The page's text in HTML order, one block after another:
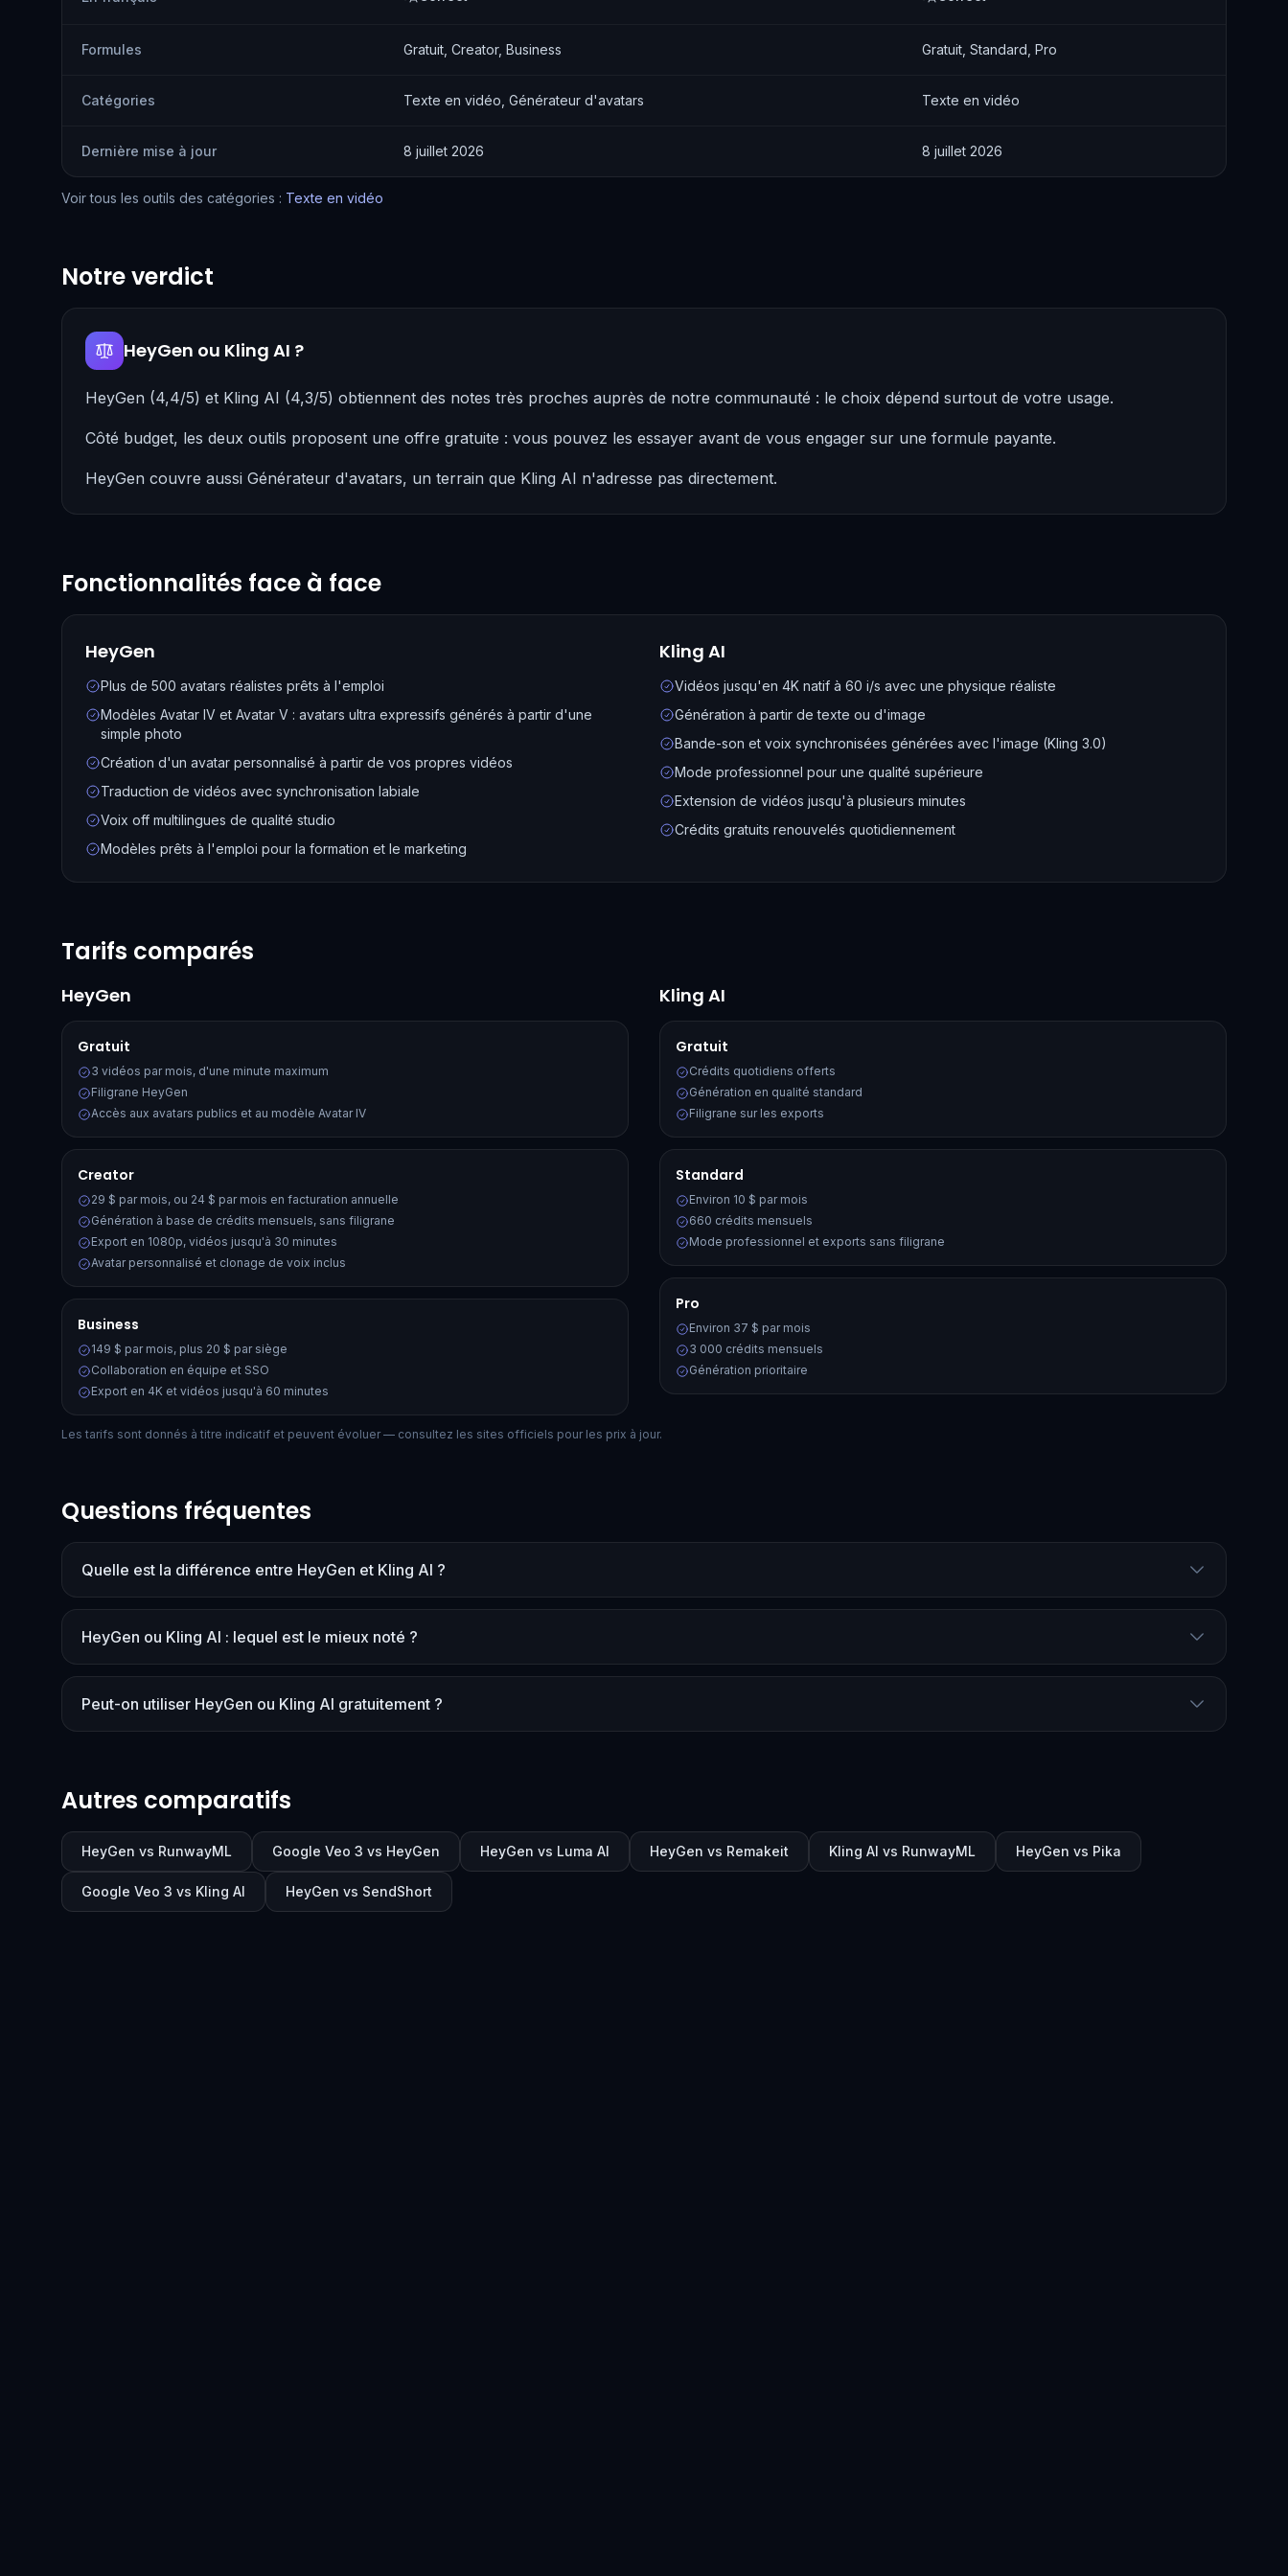
Formules Gratuit, Creator, Business Gratuit, Standard, Pro
Catégories Texte en vidéo, Générateur d'avatars Texte en vidéo
Dernière mise à jour 8 juillet 2026 8 juillet 2026
Voir tous les outils des catégories : Texte en vidéo
Notre verdict
HeyGen ou Kling AI ?
HeyGen (4,4/5) et Kling AI (4,3/5) obtiennent des notes très proches auprès de notre communauté : le choix dépend surtout de votre usage.
Côté budget, les deux outils proposent une offre gratuite : vous pouvez les essayer avant de vous engager sur une formule payante.
HeyGen couvre aussi Générateur d'avatars, un terrain que Kling AI n'adresse pas directement.
Fonctionnalités face à face
HeyGen
Plus de 500 avatars réalistes prêts à l'emploi
Modèles Avatar IV et Avatar V : avatars ultra expressifs générés à partir d'une
simple photo
Création d'un avatar personnalisé à partir de vos propres vidéos
Traduction de vidéos avec synchronisation labiale
Voix off multilingues de qualité studio
Modèles prêts à l'emploi pour la formation et le marketing
Kling AI
Vidéos jusqu'en 4K natif à 60 i/s avec une physique réaliste
Génération à partir de texte ou d'image
Bande-son et voix synchronisées générées avec l'image (Kling 3.0)
Mode professionnel pour une qualité supérieure
Extension de vidéos jusqu'à plusieurs minutes
Crédits gratuits renouvelés quotidiennement
Tarifs comparés
HeyGen
Gratuit
3 vidéos par mois, d'une minute maximum
Filigrane HeyGen
Accès aux avatars publics et au modèle Avatar IV
Creator
29 $ par mois, ou 24 $ par mois en facturation annuelle
Génération à base de crédits mensuels, sans filigrane
Export en 1080p, vidéos jusqu'à 30 minutes
Avatar personnalisé et clonage de voix inclus
Business
149 $ par mois, plus 20 $ par siège
Collaboration en équipe et SSO
Export en 4K et vidéos jusqu'à 60 minutes
Kling AI
Gratuit
Crédits quotidiens offerts
Génération en qualité standard
Filigrane sur les exports
Standard
Environ 10 $ par mois
660 crédits mensuels
Mode professionnel et exports sans filigrane
Pro
Environ 37 $ par mois
3 000 crédits mensuels
Génération prioritaire
Les tarifs sont donnés à titre indicatif et peuvent évoluer — consultez les sites officiels pour les prix à jour.
Questions fréquentes
Quelle est la différence entre HeyGen et Kling AI ?
HeyGen ou Kling AI : lequel est le mieux noté ?
Peut-on utiliser HeyGen ou Kling AI gratuitement ?
Autres comparatifs
HeyGen vs RunwayML Google Veo 3 vs HeyGen HeyGen vs Luma AI HeyGen vs Remakeit Kling AI vs RunwayML HeyGen vs Pika
Google Veo 3 vs Kling AI HeyGen vs SendShort